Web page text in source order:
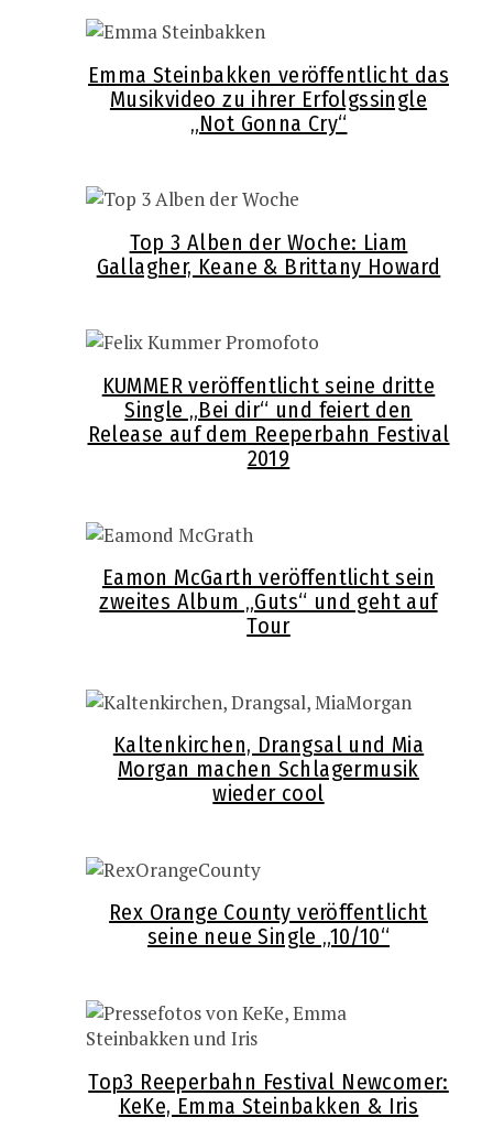
Emma Steinbakken veröffentlicht das
Musikvideo zu ihrer Erfolgssingle
„Not Gonna Cry“
Top 3 Alben der Woche: Liam
Gallagher, Keane & Brittany Howard
KUMMER veröffentlicht seine dritte
Single „Bei dir“ und feiert den
Release auf dem Reeperbahn Festival
2019
Eamon McGarth veröffentlicht sein
zweites Album „Guts“ und geht auf
Tour
Kaltenkirchen, Drangsal und Mia
Morgan machen Schlagermusik
wieder cool
Rex Orange County veröffentlicht
seine neue Single „10/10“
Top3 Reeperbahn Festival Newcomer:
KeKe, Emma Steinbakken & Iris